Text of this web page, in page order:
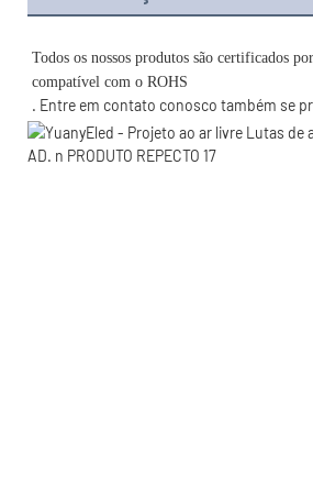
Todos os nossos produtos são certificados
. Entre em contato conosco também se